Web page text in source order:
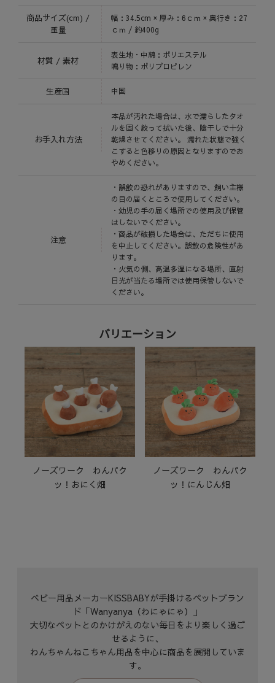
商品サイズ(cm) /
重量
幅：34.5cm × 厚み：6ｃｍ × 奥行き：27
ｃｍ / 約400g
材質 / 素材
表生地・中綿：ポリエステル
鳴り物：ポリプロピレン
生産国 中国
お手入れ方法
本品が汚れた場合は、水で濡らしたタオ
ルを固く絞って拭いた後、陰干しで十分
乾燥させてください。 濡れた状態で強く
こすると色移りの原因となりますのでお
やめください。
注意
・誤飲の恐れがありますので、飼い主様
の目の届くところで使用してください。
・幼児の手の届く場所での使用及び保管
はしないでください。
・商品が破損した場合は、ただちに使用
を中止してください。誤飲の危険性があ
ります。
・火気の側、高温多湿になる場所、直射
日光が当たる場所では使用保管しないで
ください。
バリエーション
ノーズワーク わんパク
ッ！おにく畑
ノーズワーク わんパク
ッ！にんじん畑
ベビー用品メーカーKISSBABYが手掛けるペットブラン
ド「Wanyanya（わにゃにゃ）」
大切なペットとのかけがえのない毎日をより楽しく過ご
せるように、
わんちゃんねこちゃん用品を中心に商品を展開していま
す。